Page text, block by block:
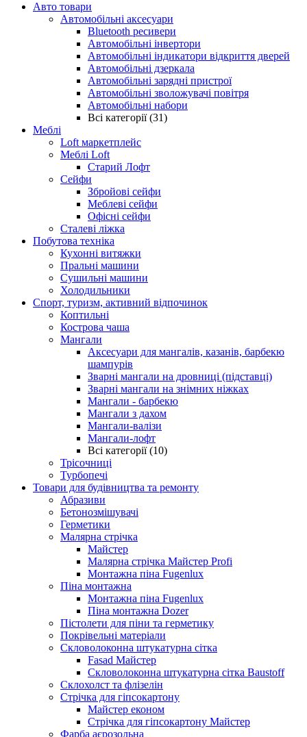
Авто товари
Автомобільні аксесуари
Bluetooth ресивери
Автомобільні інвертори
Автомобільні індикатори відкриття дверей
Автомобільні дзеркала
Автомобільні зарядні пристрої
Автомобільні зволожувачі повітря
Автомобільні набори
Всі категорії (31)
Меблі
Loft маркетплейс
Меблі Loft
Старий Лофт
Сейфи
Збройові сейфи
Меблеві сейфи
Офісні сейфи
Сталеві ліжка
Побутова техніка
Кухонні витяжки
Пральні машини
Сушильні машини
Холодильники
Спорт, туризм, активний відпочинок
Коптильні
Кострова чаша
Мангали
Аксесуари для мангалів, казанів, барбекю
шампурів
Зварні мангали на дровниці (підставці)
Зварні мангали на знімних ніжках
Мангали - барбекю
Мангали з дахом
Мангали-валізи
Мангали-лофт
Всі категорії (10)
Трісочниці
Турбопечі
Товари для будівництва та ремонту
Абразиви
Бетонозмішувачі
Герметики
Малярна стрічка
Майстер
Малярна стрічка Майстер Profi
Монтажна піна Fugenlux
Піна монтажна
Монтажна піна Fugenlux
Піна монтажна Dozer
Пістолети для піни та герметику
Покрівельні матеріали
Скловолоконна штукатурна сітка
Fasad Майстер
Скловолоконна штукатурна сітка Baustoff
Склохолст та флізелін
Стрічка для гіпсокартону
Майстер економ
Стрічка для гіпсокартону Майстер
Фарба аєрозольна